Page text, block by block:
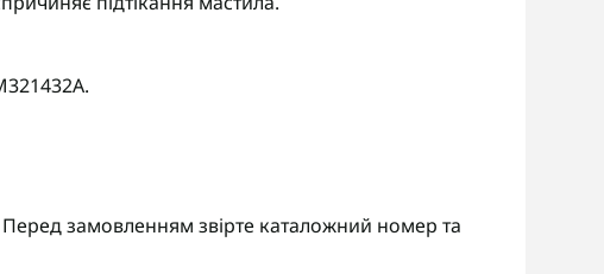
замовленням звірте каталожний номер та